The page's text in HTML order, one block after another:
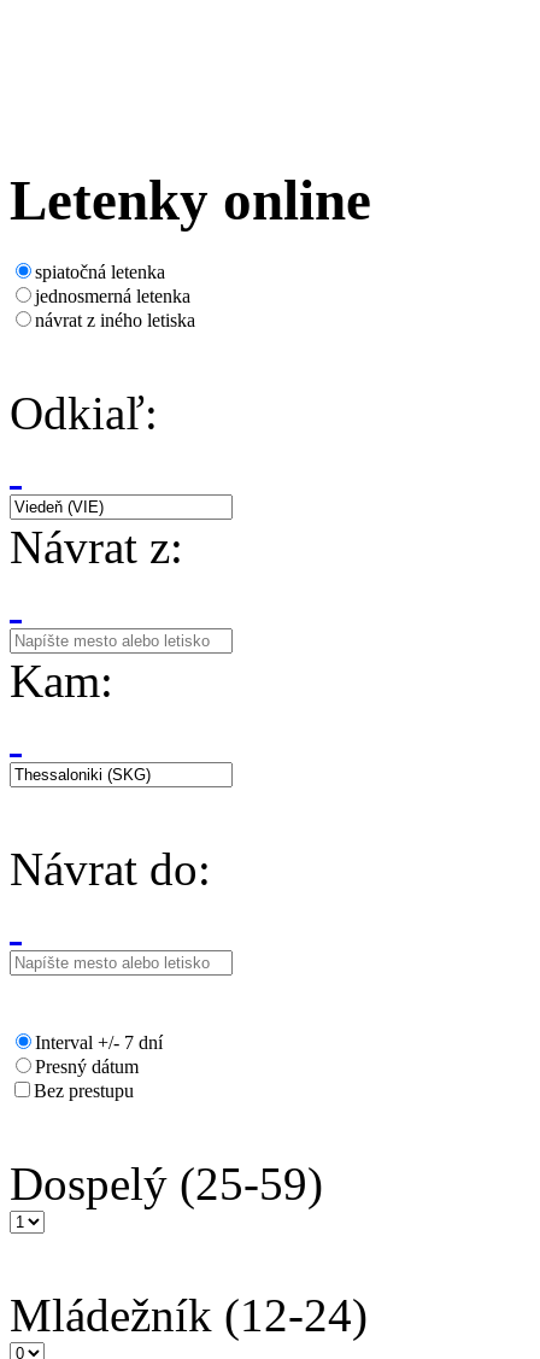
Letenky online
spiatočná letenka
jednosmerná letenka
návrat z iného letiska
Odkiaľ:
Návrat z:
Kam:
Návrat do:
Interval +/- 7 dní
Presný dátum
Bez prestupu
Dospelý (25-59)
Mládežník (12-24)